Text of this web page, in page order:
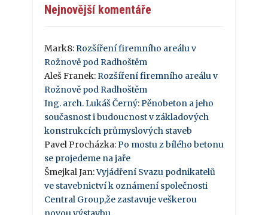
Nejnovější komentáře
Mark8:Rozšíření firemního areálu v
Rožnově pod Radhoštěm
Aleš Franek:Rozšíření firemního areálu v
Rožnově pod Radhoštěm
Ing. arch. Lukáš Černý:Pěnobeton a jeho
současnost i budoucnost v základových
konstrukcích průmyslových staveb
Pavel Procházka:Po mostu z bílého betonu
se projedeme na jaře
Šmejkal Jan:Vyjádření Svazu podnikatelů
ve stavebnictví k oznámení společnosti
Central Group,že zastavuje veškerou